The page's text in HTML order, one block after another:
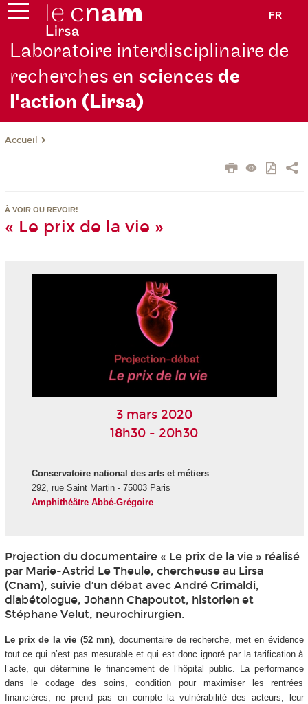
FR
Laboratoire interdisciplinaire de
recherches en sciencesde
l'action (Lirsa)
Accueil
À VOIR OU REVOIR!
« Le prix de la vie »
3 mars 2020
18h30 - 20h30
Conservatoire national des arts et métiers
292, rue Saint Martin - 75003 Paris
Amphithéâtre Abbé-Grégoire
Projection du documentaire « Le prix de la vie » réalisé
par Marie-Astrid Le Theule, chercheuse au Lirsa
(Cnam), suivie d’un débat avec André Grimaldi,
diabétologue, Johann Chapoutot, historien et
Stéphane Velut, neurochirurgien.
Le prix de la vie (52 mn), documentaire de recherche, met en évidence
tout ce qui n’est pas mesurable et qui est donc ignoré par la tarification à
l’acte, qui détermine le financement de l’hôpital public. La performance
dans le codage des soins, condition pour maximiser les rentrées
financières, ne prend pas en compte la vulnérabilité des acteurs, leur